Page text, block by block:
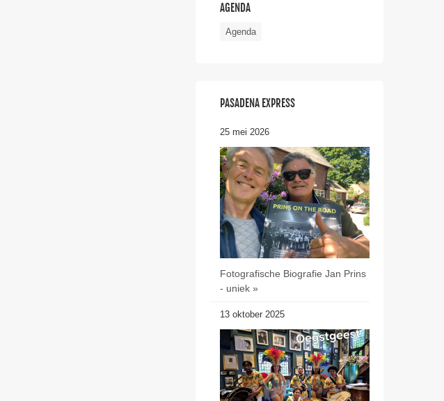
AGENDA
Agenda
PASADENA EXPRESS
25 mei 2026
Fotografische Biografie Jan Prins
- uniek »
13 oktober 2025